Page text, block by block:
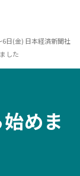
日(金) 日本経済新聞社
した
めま